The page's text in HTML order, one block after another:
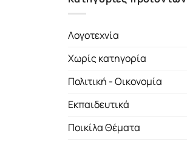
Λογοτεχνία
Χωρίς κατηγορία
Πολιτική - Οικονομία
Εκπαιδευτικά
Ποικίλα Θέματα